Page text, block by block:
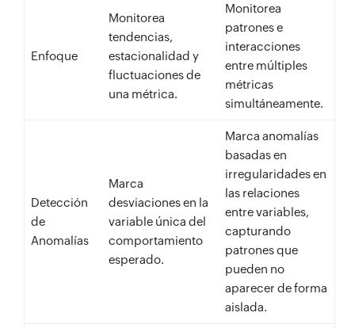
Enfoque
Monitorea
tendencias,
estacionalidad y
fluctuaciones de
una métrica.
Monitorea
patrones e
interacciones
entre múltiples
métricas
simultáneamente.
Detección
de
Anomalías
Marca
desviaciones en la
variable única del
comportamiento
esperado.
Marca anomalías
basadas en
irregularidades en
las relaciones
entre variables,
capturando
patrones que
pueden no
aparecer de forma
aislada.